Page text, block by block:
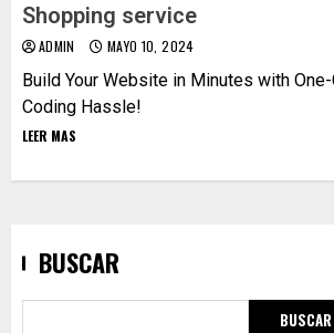
Shopping service
ADMIN MAYO 10, 2024
Build Your Website in Minutes with
Coding Hassle!
LEER MAS
BUSCAR
BUSCAR